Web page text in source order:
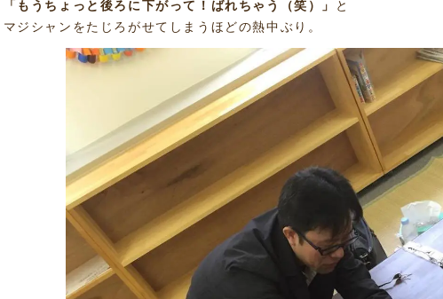
「もうちょっと後ろに下がって！ばれちゃう（笑）」
と
マジシャンをたじろがせてしまうほどの熱中ぶり。